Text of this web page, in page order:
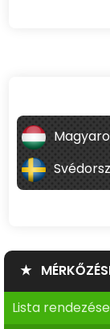
★
Lista rendezése